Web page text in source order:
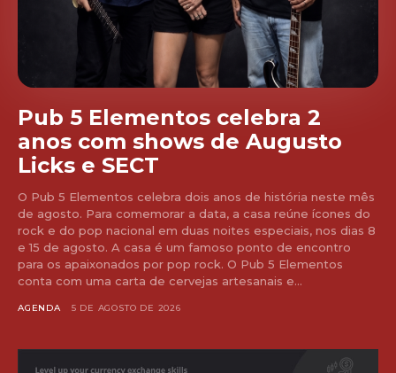
Pub 5 Elementos celebra 2
anos com shows de Augusto
Licks e SECT
O Pub 5 Elementos celebra dois anos de história neste mês
de agosto. Para comemorar a data, a casa reúne ícones do
rock e do pop nacional em duas noites especiais, nos dias 8
e 15 de agosto. A casa é um famoso ponto de encontro
para os apaixonados por pop rock. O Pub 5 Elementos
conta com uma carta de cervejas artesanais e...
AGENDA 5 DE AGOSTO DE 2026